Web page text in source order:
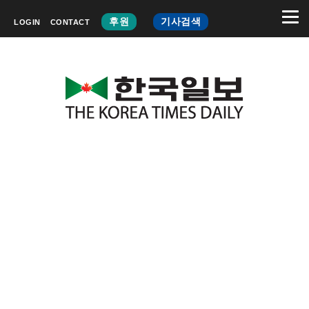
LOGIN CONTACT 후원 기사검색